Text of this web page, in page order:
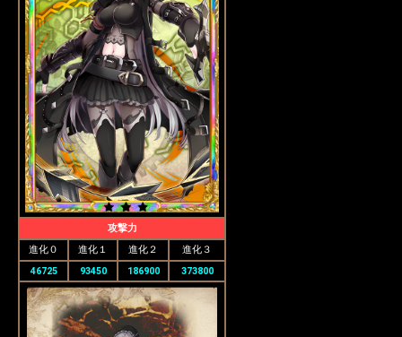
攻撃力
進化０
進化１ 進化２
進化３
46725
93450 186900 373800